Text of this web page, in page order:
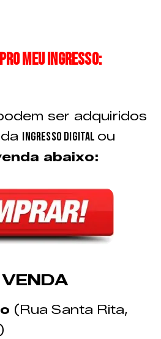
meu ingresso:
ser adquiridos
Ingresso Digital ou
abaixo:
(Rua Santa Rita,